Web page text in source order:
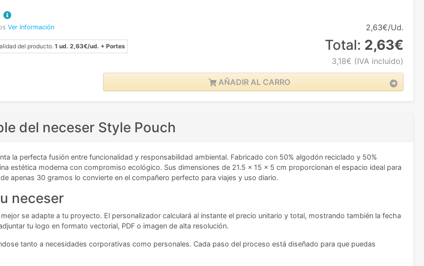
Ver Información
del producto. 1 ud. 2,63€/ud. + Portes
2,63€/Ud.
Total: 2,63€
3,18€ (IVA incluido)
AÑADIR AL CARRO
del neceser Style Pouch
la perfecta fusión entre funcionalidad y responsabilidad ambiental. Fabricado con 50% algodón reciclado y 50%
estética moderna con compromiso ecológico. Sus dimensiones de 21.5 x 15 x 5 cm proporcionan el espacio ideal para
apenas 30 gramos lo convierte en el compañero perfecto para viajes y uso diario.
neceser
se adapte a tu proyecto. El personalizador calculará al instante el precio unitario y total, mostrando también la fecha
tu logo en formato vectorial, PDF o imagen de alta resolución.
tanto a necesidades corporativas como personales. Cada paso del proceso está diseñado para que puedas